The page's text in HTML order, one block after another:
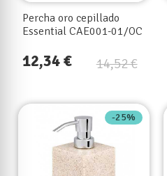
Percha oro cepillado
Essential CAE001-01/OC
14,52 €
12,34 €
-25%